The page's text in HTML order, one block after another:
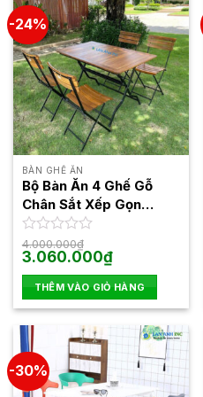
-24%
BÀN GHẾ ĂN
Bộ Bàn Ăn 4 Ghế Gỗ
Chân Sắt Xếp Gọn
BBCF27
Được
xếp
hạng
0
5
sao
4.000.000₫
Giá
gốc
là:
4.000.000₫.
3.060.000₫Giá
hiện
tại
là:
3.060.000₫.
THÊM VÀO GIỎ HÀNG
-30%